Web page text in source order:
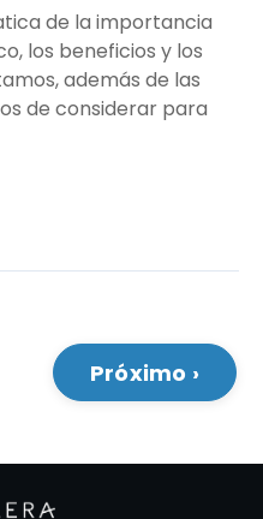
de la importancia
los beneficios y los
además de las
de considerar para
Próximo ›